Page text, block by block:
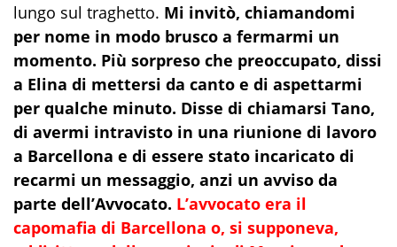
lungo sul traghetto. Mi invitò, chiamandomi
per nome in modo brusco a fermarmi un
momento. Più sorpreso che preoccupato, dissi
a Elina di mettersi da canto e di aspettarmi
per qualche minuto. Disse di chiamarsi Tano,
di avermi intravisto in una riunione di lavoro
a Barcellona e di essere stato incaricato di
recarmi un messaggio, anzi un avviso da
parte dell’Avvocato. L’avvocato era il
capomafia di Barcellona o, si supponeva,